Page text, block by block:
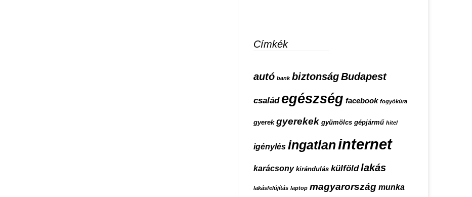
Címkék
autó bank biztonságBudapest
család egészség facebook fogyókúra
gyerek gyerekek gyümölcs gépjármű hitel
igénylés ingatlaninternet
karácsony kirándulás külföld lakás
lakásfelújítás laptop magyarország munka